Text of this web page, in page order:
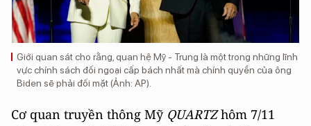
Giới quan sát cho rằng, quan hệ Mỹ - Trung là một trong những lĩnh
vực chính sách đối ngoại cấp bách nhất mà chính quyền của ông
Biden sẽ phải đối mặt (Ảnh: AP).
Cơ quan truyền thông Mỹ QUARTZhôm 7/11